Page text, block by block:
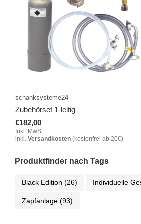
schanksysteme24
Zubehörset 1-leitig
€182,00
Inkl. MwSt.
inkl. Versandkosten(kostenfrei ab 20€)
Produktfinder nach Tags
Black Edition (26) Individuelle
Zapfanlage (93)